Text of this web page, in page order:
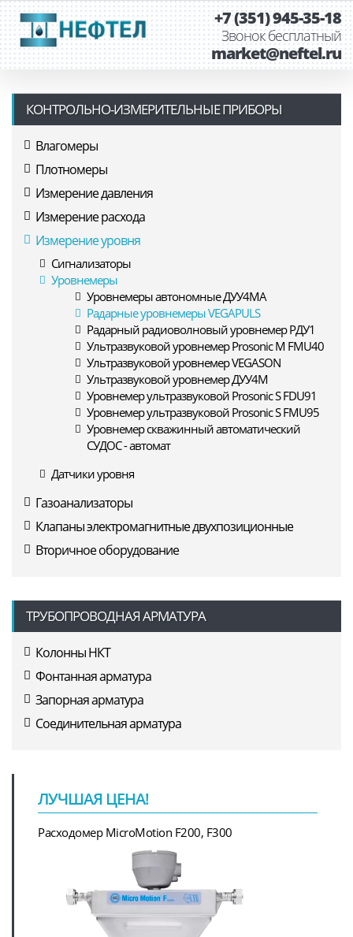
+7 (351) 945-35-18
Звонок бесплатный
market@neftel.ru
КОНТРОЛЬНО-ИЗМЕРИТЕЛЬНЫЕ ПРИБОРЫ
Влагомеры
Плотномеры
Измерение давления
Измерение расхода
Измерение уровня
Сигнализаторы
Уровнемеры
Уровнемеры автономные ДУУ4МА
Радарные уровнемеры VEGAPULS
Радарный радиоволновый уровнемер РДУ1
Ультразвуковой уровнемер Prosonic M FMU40
Ультразвуковой уровнемер VEGASON
Ультразвуковой уровнемер ДУУ4М
Уровнемер ультразвуковой Prosonic S FDU91
Уровнемер ультразвуковой Prosonic S FMU95
Уровнемер скважинный автоматический
СУДОС - автомат
Датчики уровня
Газоанализаторы
Клапаны электромагнитные двухпозиционные
Вторичное оборудование
ТРУБОПРОВОДНАЯ АРМАТУРА
Колонны НКТ
Фонтанная арматура
Запорная арматура
Соединительная арматура
ЛУЧШАЯ ЦЕНА!
Расходомер MicroMotion F200, F300